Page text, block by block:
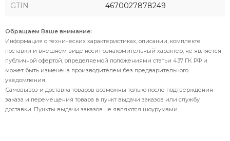
GTIN 4670027878249
Обращаем Ваше внимание:
Информация о технических характеристиках, описании, комплекте
поставки и внешнем виде носит ознакомительный характер, не является
публичной офертой, определяемой положениями статьи 437 ГК РФ и
может быть изменена производителем без предварительного
уведомления.
Самовывоз и доставка товаров возможны только после подтверждения
заказа и перемещения товара в пункт выдачи заказов или службу
доставки. Пункты выдачи заказов не являются шоурумами.